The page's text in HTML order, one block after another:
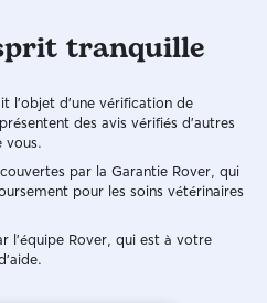
tranquille
l'objet d'une vérification de
des avis vérifiés d'autres
vous.
par la Garantie Rover, qui
pour les soins vétérinaires
l'équipe Rover, qui est à votre